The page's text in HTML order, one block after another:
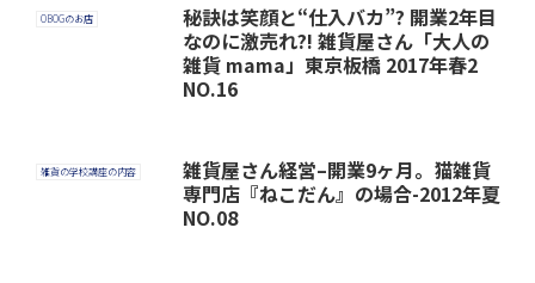
OBOGのお店
秘訣は笑顔と“仕入バカ”? 開業2年目
なのに激売れ?! 雑貨屋さん「大人の
雑貨 mama」東京板橋 2017年春2
NO.16
雑貨の学校講座の内容
雑貨屋さん経営–開業9ヶ月。猫雑貨
専門店『ねこだん』の場合-2012年夏
NO.08